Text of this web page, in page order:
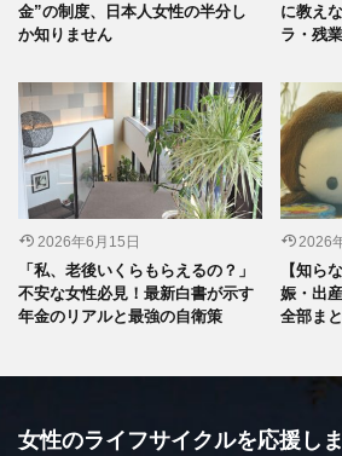
金”の制度、日本人女性の半分し
か知りません
に教え
ラ・残
2026年6月15日
「私、老後いくらもらえるの？」
不安な女性必見！最新白書が示す
年金のリアルと最強の自衛策
2026
【知ら
娠・出
全部ま
女性のライフサイクルを応援し